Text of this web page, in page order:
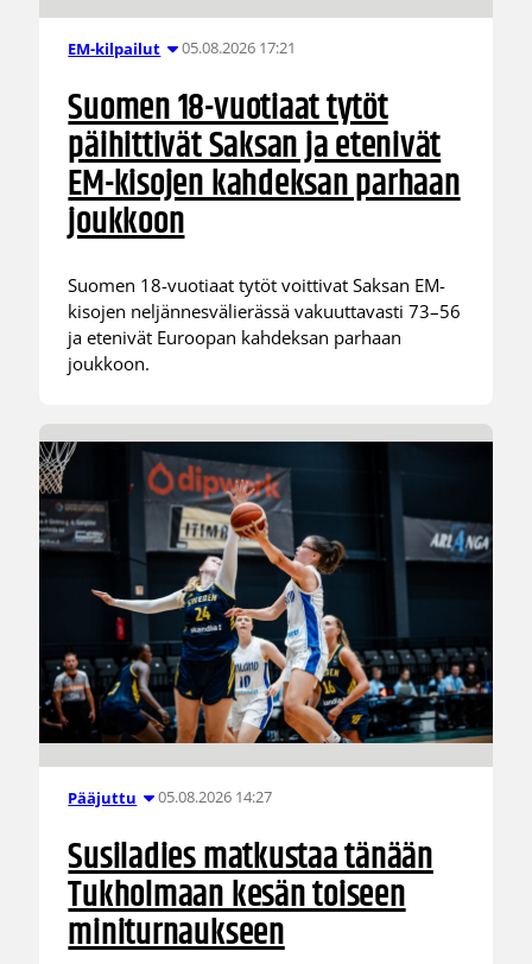
EM-kilpailut 05.08.2026 17:21
Suomen 18-vuotiaat tytöt
päihittivät Saksan ja etenivät
EM-kisojen kahdeksan parhaan
joukkoon
Suomen 18-vuotiaat tytöt voittivat Saksan EM-
kisojen neljännesvälierässä vakuuttavasti 73–56
ja etenivät Euroopan kahdeksan parhaan
joukkoon.
Pääjuttu 05.08.2026 14:27
Susiladies matkustaa tänään
Tukholmaan kesän toiseen
miniturnaukseen